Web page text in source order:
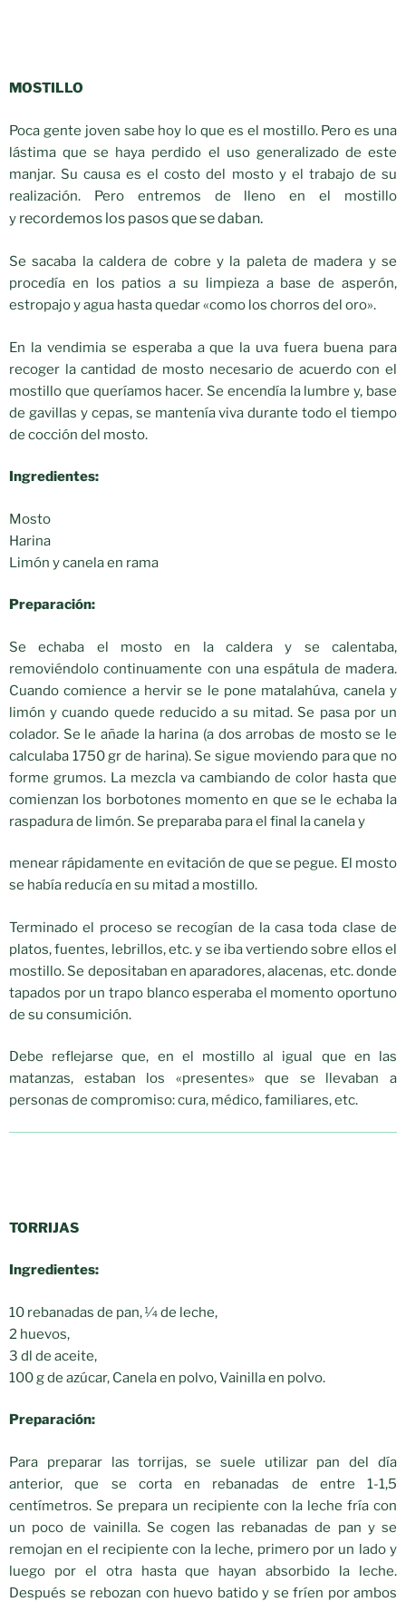
MOSTILLO
Poca gente joven sabe hoy lo que es el mostillo. Pero es una
lástima que se haya perdido el uso generalizado de este
manjar. Su causa es el costo del mosto y el trabajo de su
realización. Pero entremos de lleno en el mostillo
y recordemos los pasos que se daban.
Se sacaba la caldera de cobre y la paleta de madera y se
procedía en los patios a su limpieza a base de asperón,
estropajo y agua hasta quedar «como los chorros del oro».
En la vendimia se esperaba a que la uva fuera buena para
recoger la cantidad de mosto necesario de acuerdo con el
mostillo que queríamos hacer. Se encendía la lumbre y, base
de gavillas y cepas, se mantenía viva durante todo el tiempo
de cocción del mosto.
Ingredientes:
Mosto
Harina
Limón y canela en rama
Preparación:
Se echaba el mosto en la caldera y se calentaba,
removiéndolo continuamente con una espátula de madera.
Cuando comience a hervir se le pone matalahúva, canela y
limón y cuando quede reducido a su mitad. Se pasa por un
colador. Se le añade la harina (a dos arrobas de mosto se le
calculaba 1750 gr de harina). Se sigue moviendo para que no
forme grumos. La mezcla va cambiando de color hasta que
comienzan los borbotones momento en que se le echaba la
raspadura de limón. Se preparaba para el final la canela y
menear rápidamente en evitación de que se pegue. El mosto
se había reducía en su mitad a mostillo.
Terminado el proceso se recogían de la casa toda clase de
platos, fuentes, lebrillos, etc. y se iba vertiendo sobre ellos el
mostillo. Se depositaban en aparadores, alacenas, etc. donde
tapados por un trapo blanco esperaba el momento oportuno
de su consumición.
Debe reflejarse que, en el mostillo al igual que en las
matanzas, estaban los «presentes» que se llevaban a
personas de compromiso: cura, médico, familiares, etc.
TORRIJAS
Ingredientes:
10 rebanadas de pan, 1⁄4 de leche,
2 huevos,
3 dl de aceite,
100 g de azúcar, Canela en polvo, Vainilla en polvo.
Preparación:
Para preparar las torrijas, se suele utilizar pan del día
anterior, que se corta en rebanadas de entre 1-1,5
centímetros. Se prepara un recipiente con la leche fría con
un poco de vainilla. Se cogen las rebanadas de pan y se
remojan en el recipiente con la leche, primero por un lado y
luego por el otra hasta que hayan absorbido la leche.
Después se rebozan con huevo batido y se fríen por ambos